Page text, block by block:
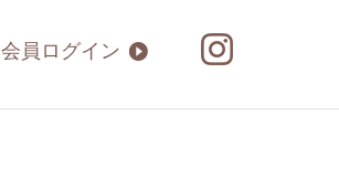
会員ログイン